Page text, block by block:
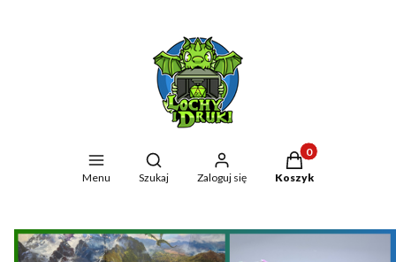
Menu
Otwórz wyszukiwarkę
Szukaj Zaloguj się
Produkty w
Koszyk